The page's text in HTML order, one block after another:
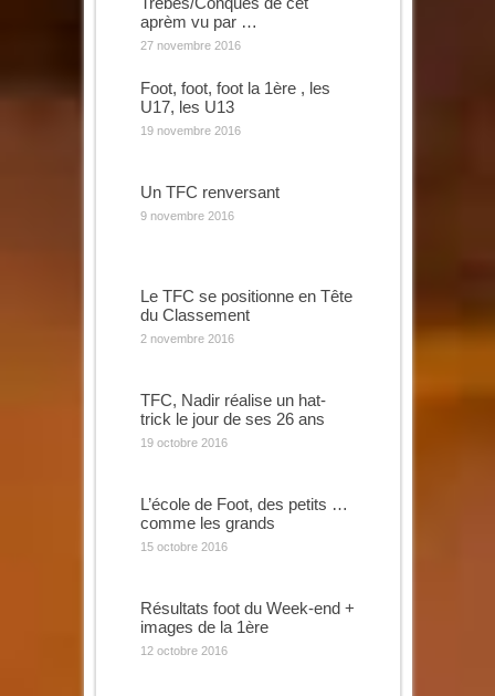
aprèm vu par …
27 novembre 2016
Foot, foot, foot la 1ère , les
U17, les U13
19 novembre 2016
Un TFC renversant
9 novembre 2016
Le TFC se positionne en Tête
du Classement
2 novembre 2016
TFC, Nadir réalise un hat-
trick le jour de ses 26 ans
19 octobre 2016
L’école de Foot, des petits …
comme les grands
15 octobre 2016
Résultats foot du Week-end +
images de la 1ère
12 octobre 2016